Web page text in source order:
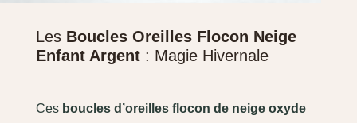
Les Boucles Oreilles Flocon Neige
Enfant Argent: Magie Hivernale
Ces boucles d’oreilles flocon de neige oxyde